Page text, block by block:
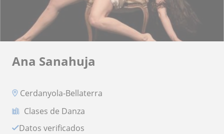
Ana Sanahuja
Cerdanyola-Bellaterra
Clases de Danza
Datos verificados